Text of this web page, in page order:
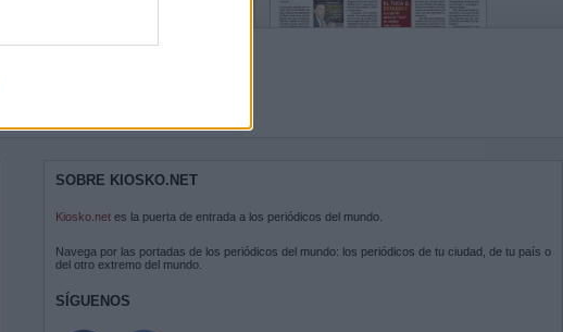
SOBRE KIOSKO.NET
Kiosko.net es la puerta de entrada a los periódicos del mundo.
Navega por las portadas de los periódicos del mundo: los periódicos de tu ciudad, de tu país o
del otro extremo del mundo.
SÍGUENOS